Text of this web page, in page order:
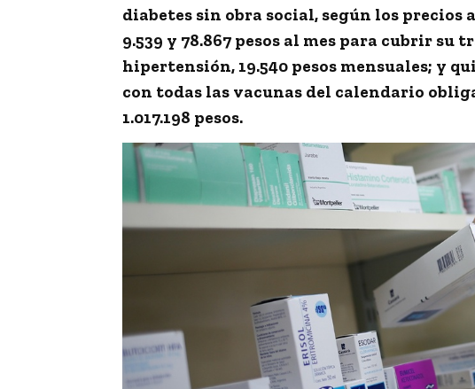
diabetes sin obra social, según los precios
9.539 y 78.867 pesos al mes para cubrir su
hipertensión, 19.540 pesos mensuales; y
con todas las vacunas del calendario
1.017.198 pesos.